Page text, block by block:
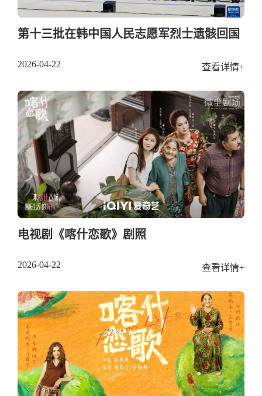
第十三批在韩中国人民志愿军烈士遗骸回国
2026-04-22 查看详情+
电视剧《喀什恋歌》剧照
2026-04-22 查看详情+